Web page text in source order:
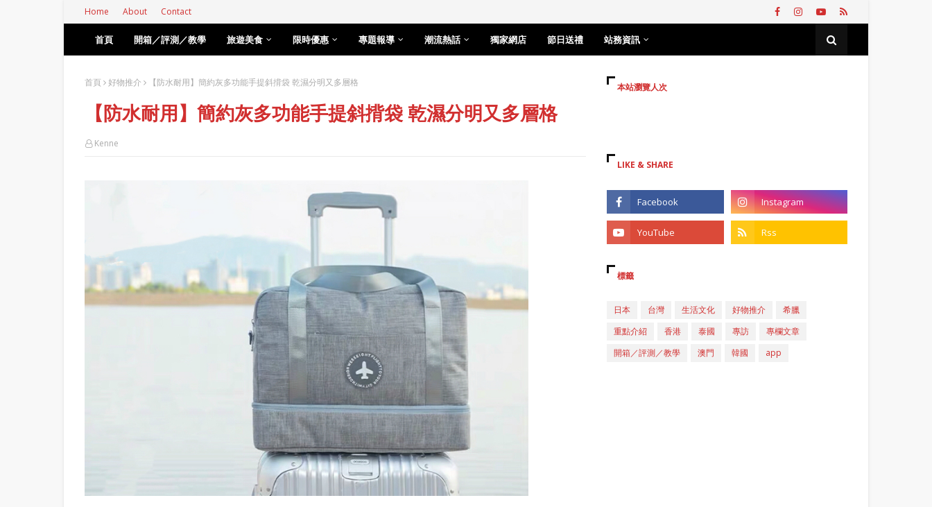
Home About Contact
首頁 開箱／評測／教學 旅遊美食 限時優惠 專題報導 潮流熱話 獨家網店 節日送禮 站務資訊
首頁 好物推介 【防水耐用】簡約灰多功能手提斜揹袋 乾濕分明又多層格
【防水耐用】簡約灰多功能手提斜揹袋 乾濕分明又多層格
Kenne
本站瀏覽人次
LIKE & SHARE
標籤
日本 台灣 生活文化 好物推介
希臘
重點介紹
香港 泰國 專訪
專欄文章
開箱／評測／教學
澳門 韓國 app